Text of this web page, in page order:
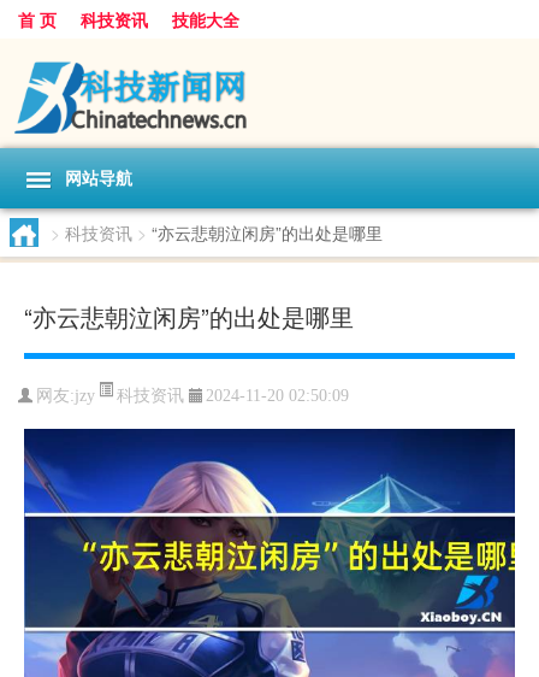
首 页 科技资讯 技能大全
网站导航
> 科技资讯 > “亦云悲朝泣闲房”的出处是哪里
“亦云悲朝泣闲房”的出处是哪里
网友:jzy 科技资讯 2024-11-20 02:50:09